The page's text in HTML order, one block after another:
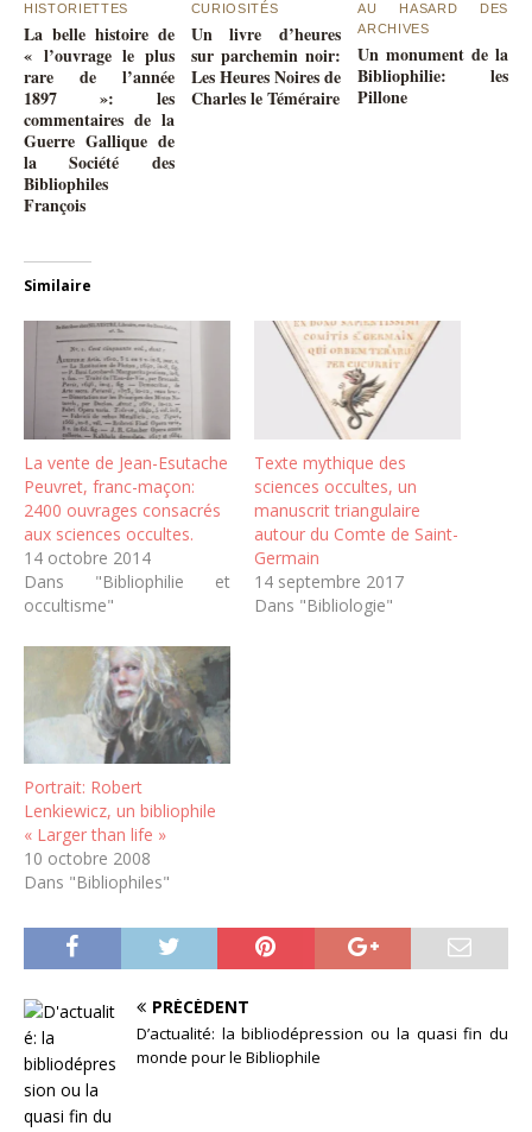
HISTORIETTES
La belle histoire de
« l’ouvrage le plus
rare de l’année
1897 »: les
commentaires de la
Guerre Gallique de
la Société des
Bibliophiles
François
CURIOSITÉS
Un livre d’heures
sur parchemin noir:
Les Heures Noires de
Charles le Téméraire
AU HASARD DES
ARCHIVES
Un monument de la
Bibliophilie: les
Pillone
Similaire
La vente de Jean-Esutache
Peuvret, franc-maçon:
2400 ouvrages consacrés
aux sciences occultes.
14 octobre 2014
Dans "Bibliophilie et
occultisme"
Texte mythique des
sciences occultes, un
manuscrit triangulaire
autour du Comte de Saint-
Germain
14 septembre 2017
Dans "Bibliologie"
Portrait: Robert
Lenkiewicz, un bibliophile
« Larger than life »
10 octobre 2008
Dans "Bibliophiles"
PRÉCÉDENT
D’actualité: la bibliodépression ou la quasi fin du
monde pour le Bibliophile